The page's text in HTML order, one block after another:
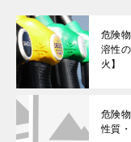
危険
溶性
火】
危険
性質・